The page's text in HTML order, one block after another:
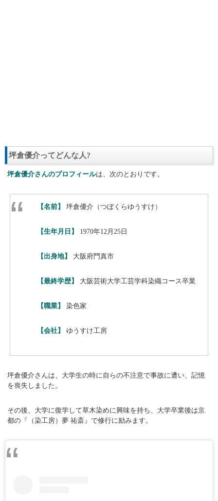
坪倉優介ってどんな人?
坪倉優介さんのプロフィールは、次のとおりです。
【名前】 坪倉優介（つぼくらゆうすけ）
【生年月日】 1970年12月25日
【出身地】 大阪府門真市
【最終学歴】 大阪芸術大学工芸学科染織コース卒業
【職業】 染色家
【会社】 ゆうすけ工房
坪倉優介さんは、大学生の時に自らの不注意で事故に遭い、記憶
を喪失しました。
その後、大学に復学して草木染めに興味を持ち、大学卒業後は京
都の『（染工房）夢 祐斎』で修行に励みます。